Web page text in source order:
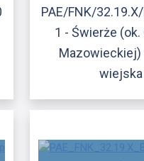
PAE/FNK/
1 - Świerże
Mazowieckiej)
wiejska